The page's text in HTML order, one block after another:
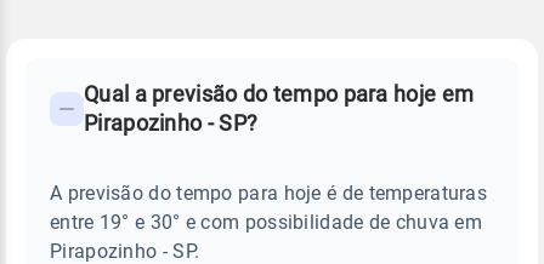
TEMPO
PIRAPOZINHO
Perguntas
sobre
chuva
Qual a previsão do tempo para hoje em
Pirapozinho - SP?
A previsão do tempo para hoje é de temperaturas
entre 19° e 30° e com possibilidade de chuva em
Pirapozinho - SP.